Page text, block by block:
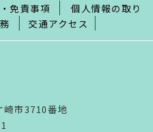
免責事項
個人情報の取り
交通アクセス
市3710番地